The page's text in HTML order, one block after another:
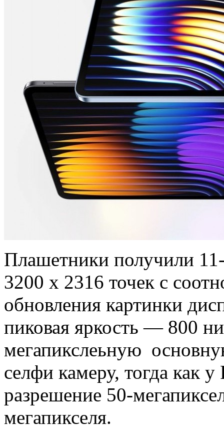
Плашетники получили
3200 х 2316 точек с
обновления картинки
пиковая яркость — 800
мегапикслеьную
селфи камеру, тогда как
разрешение 50-
мегапикселя.